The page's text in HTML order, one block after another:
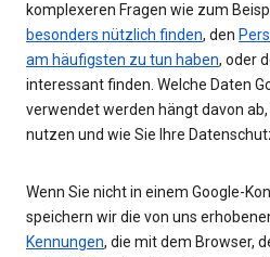
komplexeren Fragen wie zum
besonders nützlich finden, den
am häufigsten zu tun haben, oder
interessant finden. Welche Daten
verwendet werden hängt davon
nutzen und wie Sie Ihre
Wenn Sie nicht in einem Google-
speichern wir die von uns
Kennungen, die mit dem Browser,